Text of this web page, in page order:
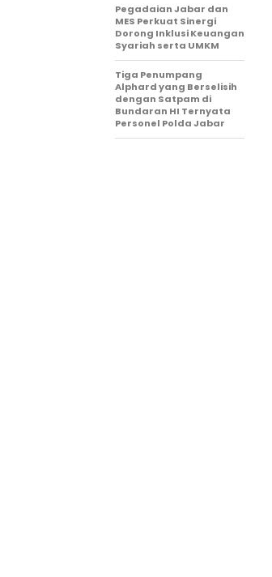
Pegadaian Jabar dan
MES Perkuat Sinergi
Dorong Inklusi Keuangan
Syariah serta UMKM
Tiga Penumpang
Alphard yang Berselisih
dengan Satpam di
Bundaran HI Ternyata
Personel Polda Jabar